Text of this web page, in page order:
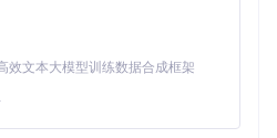
两种引擎选择：
支持多音频流混合，适合对延迟敏
效文本大模型训练数据合成框架